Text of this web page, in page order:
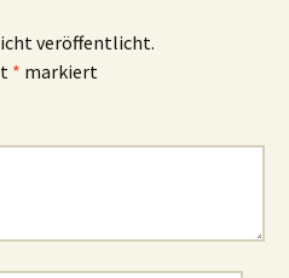
veröffentlicht.
* markiert